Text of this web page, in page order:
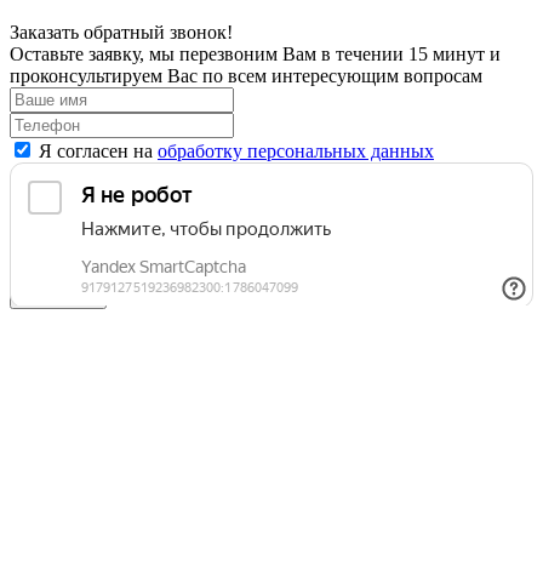
Заказать обратный звонок!
Оставьте заявку, мы перезвоним Вам в течении 15 минут и
проконсультируем Вас по всем интересующим вопросам
Я согласен на обработку персональных данных
Отправить